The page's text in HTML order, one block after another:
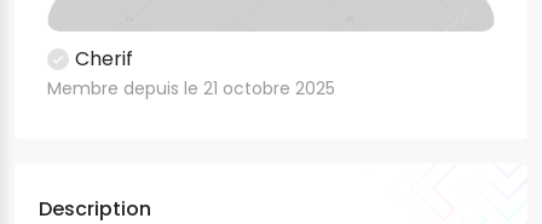
Cherif
Membre depuis le 21 octobre 2025
Description